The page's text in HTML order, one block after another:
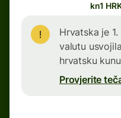
kn1
Hrvatska je
valutu
hrvatsku
Provjerite